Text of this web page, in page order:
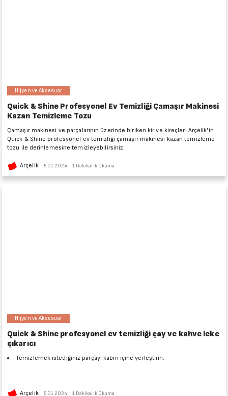
Hijyen ve Aksesuar
Quick & Shine Profesyonel Ev Temizliği Çamaşır Makinesi
Kazan Temizleme Tozu
Çamaşır makinesi ve parçalarının üzerinde biriken kir ve kireçleri Arçelik'in
Quick & Shine profesyonel ev temizliği çamaşır makinesi kazan temizleme
tozu ile derinlemesine temizleyebilirsiniz.
Arçelik 5.01.2024 1 Dakikalık Okuma
Hijyen ve Aksesuar
Quick & Shine profesyonel ev temizliği çay ve kahve leke
çıkarıcı
Temizlemek istediğiniz parçayı kabın içine yerleştirin.
Arçelik 5.01.2024 1 Dakikalık Okuma